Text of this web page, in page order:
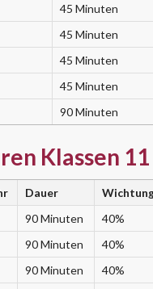
45 Minuten
45 Minuten
45 Minuten
45 Minuten
90 Minuten
Klassen
Dauer
90 Minuten
40%
90 Minuten
40%
90 Minuten
40%